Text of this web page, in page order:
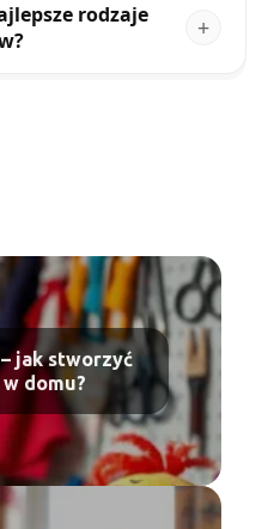
rodzaje
jak stworzyć
domu?